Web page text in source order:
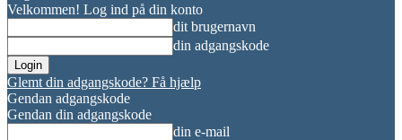
Velkommen! Log ind på din konto
dit brugernavn
din adgangskode
Glemt din adgangskode? Få hjælp
Gendan adgangskode
Gendan din adgangskode
din e-mail